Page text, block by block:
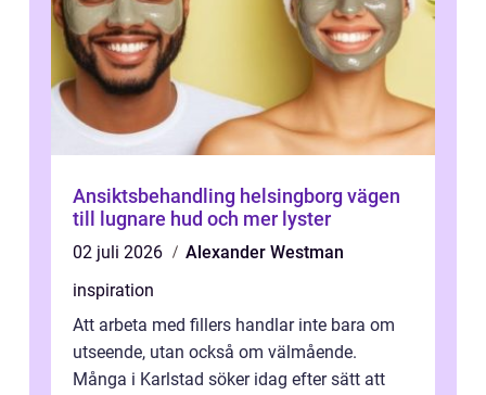
Ansiktsbehandling helsingborg vägen
till lugnare hud och mer lyster
02 juli 2026
Alexander Westman
inspiration
Att arbeta med fillers handlar inte bara om
utseende, utan också om välmående.
Många i Karlstad söker idag efter sätt att